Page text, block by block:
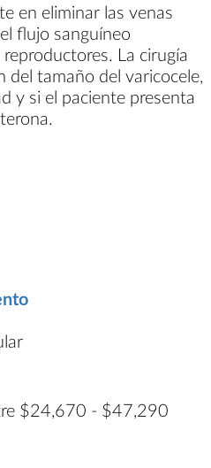
en eliminar las venas
flujo sanguíneo
La cirugía
del tamaño del varicocele,
y si el paciente presenta
$24,670 - $47,290